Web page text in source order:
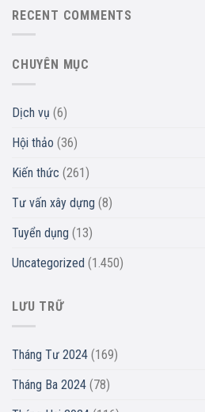
RECENT COMMENTS
CHUYÊN MỤC
Dịch vụ (6)
Hội thảo (36)
Kiến thức (261)
Tư vấn xây dựng (8)
Tuyển dụng (13)
Uncategorized (1.450)
LƯU TRỮ
Tháng Tư 2024 (169)
Tháng Ba 2024 (78)